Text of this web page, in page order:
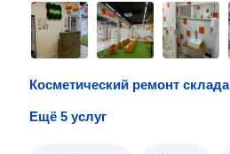
Косметический ремонт склада
Ещё 5 услуг